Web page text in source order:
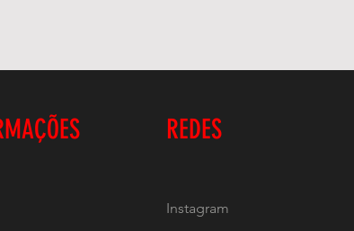
REDES
Instagram